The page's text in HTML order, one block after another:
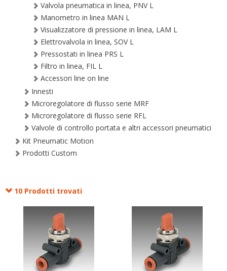
Valvola pneumatica in linea, PNV L
Manometro in linea MAN L
Visualizzatore di pressione in linea, LAM L
Elettrovalvola in linea, SOV L
Pressostati in linea PRS L
Filtro in linea, FIL L
Accessori line on line
Innesti
Microregolatore di flusso serie MRF
Microregolatore di flusso serie RFL
Valvole di controllo portata e altri accessori pneumatici
Kit Pneumatic Motion
Prodotti Custom
10 Prodotti trovati